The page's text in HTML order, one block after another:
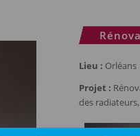
Lieu : Orléans
Projet :
des